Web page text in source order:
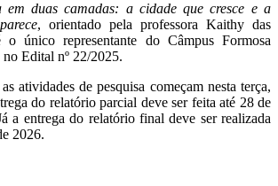
em duas camadas: a cidade que cresce e a
, orientado pela professora Kaithy das
único representante do Câmpus Formosa
Edital nº 22/2025.
atividades de pesquisa começam nesta terça,
do relatório parcial deve ser feita até 28 de
a entrega do relatório final deve ser realizada
2026.